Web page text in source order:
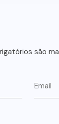
são